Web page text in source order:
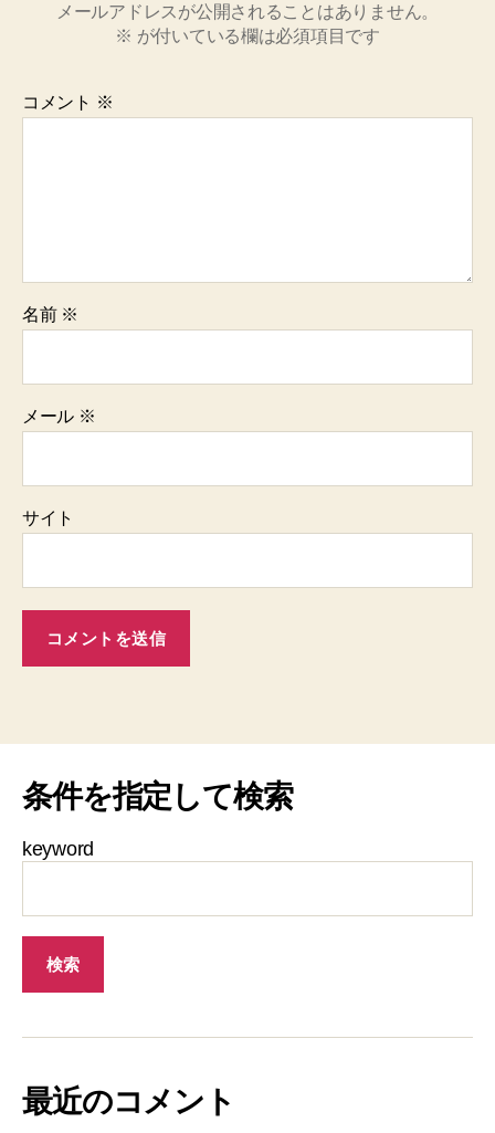
メールアドレスが公開されることはありません。
※ が付いている欄は必須項目です
コメント ※
名前 ※
メール ※
サイト
条件を指定して検索
keyword
最近のコメント